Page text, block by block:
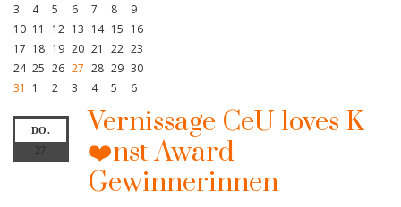
3
4 5 6 7 8
9
10 11 12 13 14 15 16
17 18 19 20 21 22 23
24 25 26 27 28 29 30
31
1 2 3 4 5 6
DO.
27
Vernissage CeU loves K
❤️nst Award
Gewinnerinnen